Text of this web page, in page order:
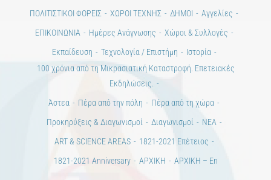
ΠΟΛΙΤΙΣΤΙΚΟΙ ΦΟΡΕΙΣ
ΧΩΡΟΙ ΤΕΧΝΗΣ ΔΗΜΟΙ
Αγγελίες
ΕΠΙΚΟΙΝΩΝΙΑ
Ημέρες Ανάγνωσης
Χώροι & Συλλογές
Εκπαίδευση
Τεχνολογία / Επιστήμη
Ιστορία
100 χρόνια από τη Μικρασιατική Καταστροφή. Επετειακές
Εκδηλώσεις.
Άστεα
Πέρα από την πόλη
Πέρα από τη χώρα
Προκηρύξεις & Διαγωνισμοί
Διαγωνισμοί
ΝΕΑ
ART & SCIENCE AREAS
1821-2021 Επέτειος
1821-2021 Anniversary
ΑΡΧΙΚΗ ΑΡΧΙΚΗ – En